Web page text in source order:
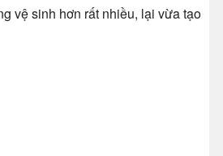
vệ sinh hơn rất nhiều, lại vừa tạo